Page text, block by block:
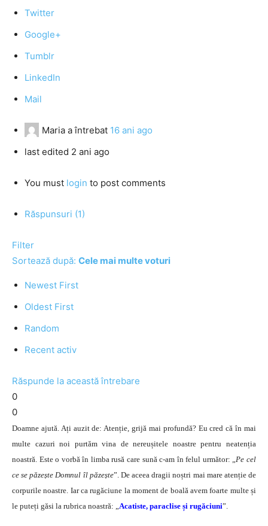
Twitter
Google+
Tumblr
LinkedIn
Mail
Maria a întrebat 16 ani ago
last edited 2 ani ago
You must login to post comments
Răspunsuri (1)
Filter
Sortează după: Cele mai multe voturi
Newest First
Oldest First
Random
Recent activ
Răspunde la această întrebare
0
0
Doamne ajută. Ați auzit de: Atenție, grijă mai profundă? Eu cred că în mai
multe cazuri noi purtăm vina de nereușitele noastre pentru neatenția
noastră. Este o vorbă în limba rusă care sună c-am în felul următor: „Pe cel
ce se păzește Domnul îl păzește”. De aceea dragii noștri mai mare atenție de
corpurile noastre. Iar ca rugăciune la moment de boală avem foarte multe și
le puteți găsi la rubrica noastră: „Acatiste, paraclise și rugăciuni”.